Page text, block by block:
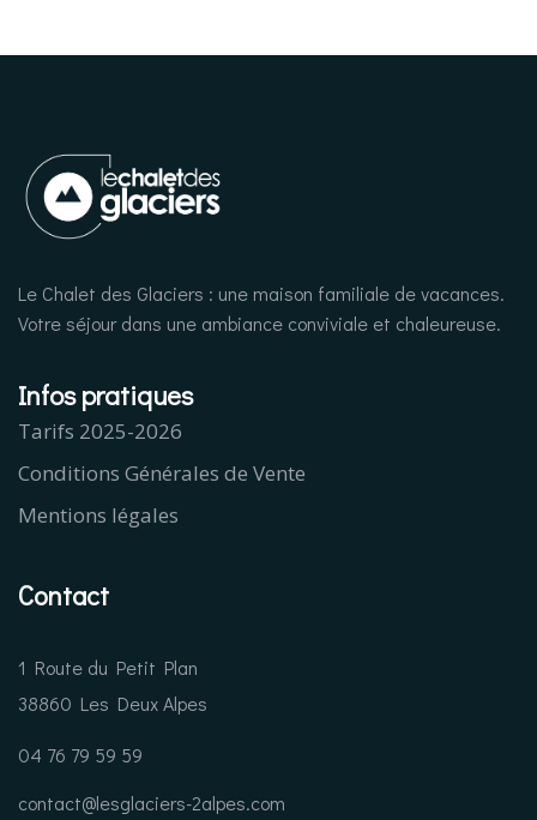
Le Chalet des Glaciers : une maison familiale de vacances.
Votre séjour dans une ambiance conviviale et chaleureuse.
Infos pratiques
Tarifs 2025-2026
Conditions Générales de Vente
Mentions légales
Contact
1 Route du Petit Plan
38860 Les Deux Alpes
04 76 79 59 59
contact@lesglaciers-2alpes.com